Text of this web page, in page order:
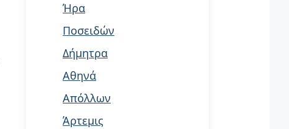
Ήρα
Ποσειδών
Δήμητρα
Αθηνά
Απόλλων
Άρτεμις